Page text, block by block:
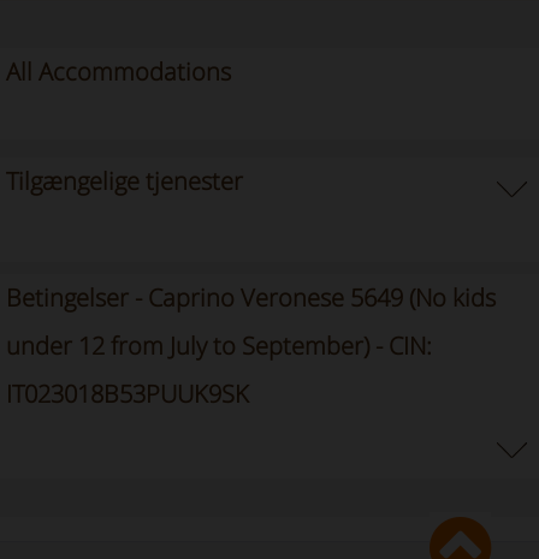
All Accommodations
Tilgængelige tjenester
Betingelser - Caprino Veronese 5649 (No kids
under 12 from July to September) - CIN:
IT023018B53PUUK9SK